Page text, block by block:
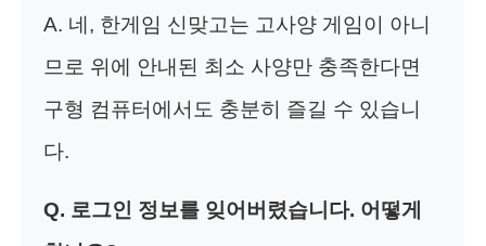
A. 네, 한게임 신맞고는 고사양 게임이 아니
므로 위에 안내된 최소 사양만 충족한다면
구형 컴퓨터에서도 충분히 즐길 수 있습니
다.
Q. 로그인 정보를 잊어버렸습니다. 어떻게